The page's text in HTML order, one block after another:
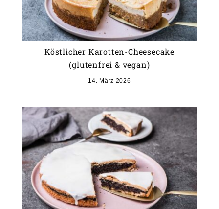
Köstlicher Karotten-Cheesecake
(glutenfrei & vegan)
14. März 2026